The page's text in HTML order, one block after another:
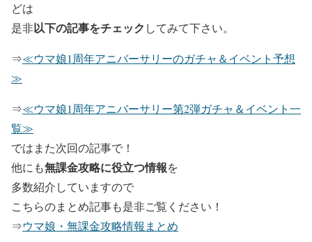
どは
是非以下の記事をチェック してみて下さい。
⇒≪ウマ娘1周年アニバーサリーのガチャ＆イベント予想
≫
⇒≪ウマ娘1周年アニバーサリー第2弾ガチャ＆イベント一
覧≫
ではまた次回の記事で！
他にも無課金攻略に役立つ情報を
多数紹介していますので
こちらのまとめ記事も是非ご覧ください！
⇒ウマ娘・無課金攻略情報まとめ